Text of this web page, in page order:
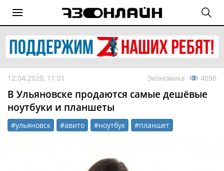
12.04.2020, 11:01 Экономика 4096
В Ульяновске продаются самые дешёвые
ноутбуки и планшеты
#ульяновск #авито #ноутбук #планшет